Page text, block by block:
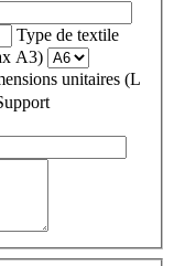
Type de textile
A3)
unitaires (L